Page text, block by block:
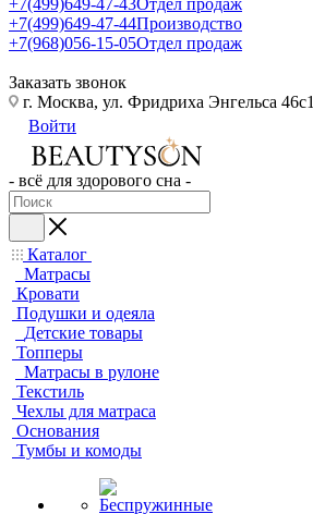
+7(499)649-47-43Отдел продаж
+7(499)649-47-44Производство
+7(968)056-15-05Отдел продаж
Заказать звонок
г. Москва, ул. Фридриха Энгельса 46с1
Войти
- всё для здорового сна -
Каталог
Матрасы
Кровати
Подушки и одеяла
Детские товары
Топперы
Матрасы в рулоне
Текстиль
Чехлы для матраса
Основания
Тумбы и комоды